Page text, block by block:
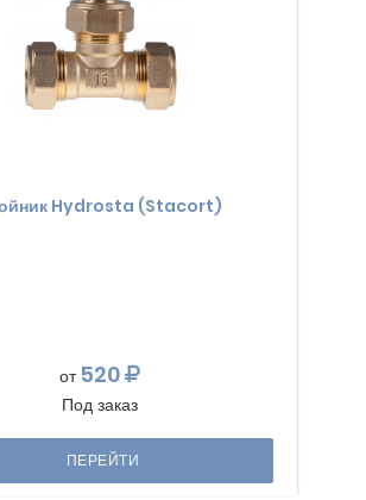
Hydrosta (Stacort)
от 520
Под заказ
ПЕРЕЙТИ